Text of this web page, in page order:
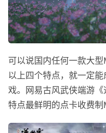
可以说国内任何一款大
以上四个特点，就一定
戏。网易古风武侠端游《
特点最鲜明的点卡收费制